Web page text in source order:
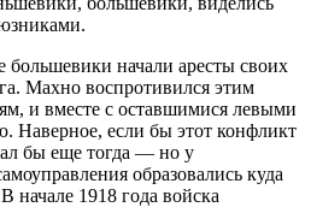
большевики начали аресты своих
Махно воспротивился этим
и вместе с оставшимися левыми
Наверное, если бы этот конфликт
бы еще тогда — но у
образовались куда
начале 1918 года войска